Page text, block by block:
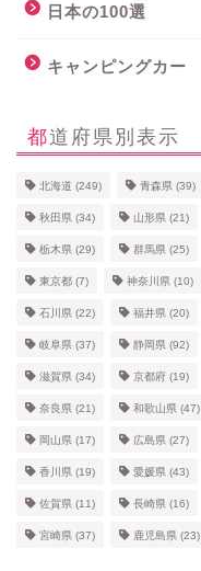
日本の100選
キャンピングカー
都道府県別表示
北海道 (249) 青森県 (39)
秋田県 (34) 山形県 (21)
栃木県 (29) 群馬県 (25)
東京都 (7) 神奈川県 (10)
石川県 (22) 福井県 (20)
岐阜県 (37) 静岡県 (92)
滋賀県 (34) 京都府 (19)
奈良県 (21) 和歌山県 (47)
岡山県 (17) 広島県 (27)
香川県 (19) 愛媛県 (43)
佐賀県 (11) 長崎県 (16)
宮崎県 (37) 鹿児島県 (23)